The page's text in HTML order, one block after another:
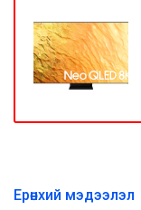
Ерөнхий мэдээлэл